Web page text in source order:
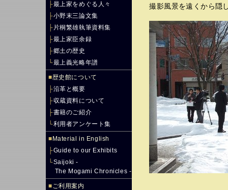
├最上家をめぐる人々
├小野末三論文集
├ 片桐繁雄執筆資料集
├最上家臣余録
├郷土の歴史
└最上義光略年譜
■歴史館について
├沿革と概要
├収蔵資料について
├書籍のご紹介
└利用者アンケート集
■ Material in English
├Guide to our Exhibits
└Saijoki -
The Mogami Chronicles -
■ご利用案内
撮影風景を遠くから隠